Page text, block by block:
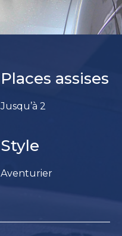
Places assises
Jusqu’à 2
Style
Aventurier